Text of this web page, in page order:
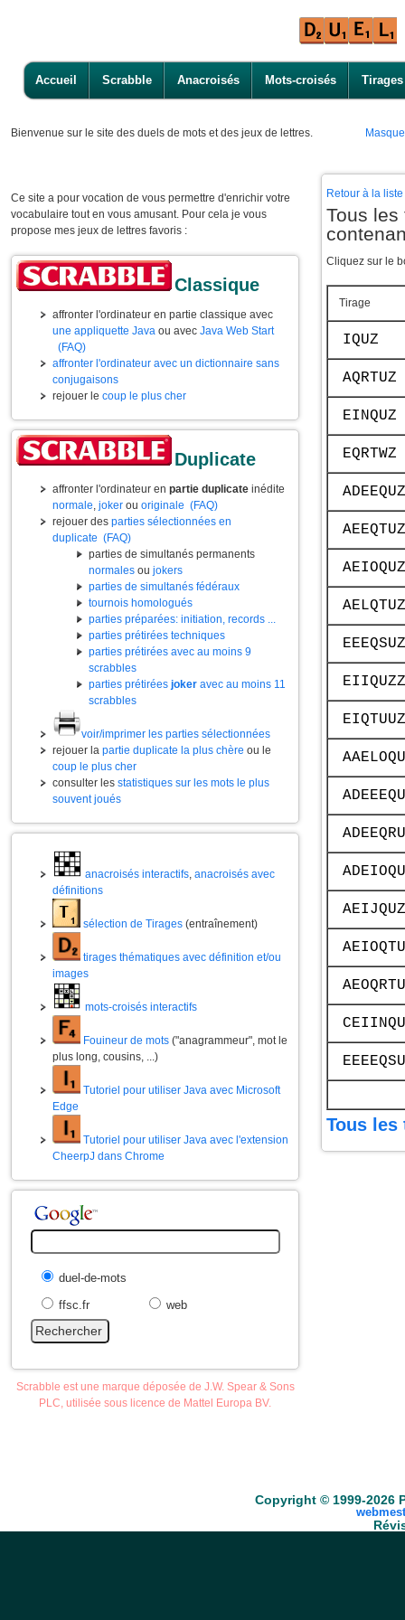
Accueil Scrabble Anacroisés Mots-croisés Tirages
Bienvenue sur le site des duels de mots et des jeux de lettres.
Ce site a pour vocation de vous permettre d'enrichir votre
vocabulaire tout en vous amusant. Pour cela je vous
propose mes jeux de lettres favoris :
Classique
affronter l'ordinateur en partie classique avec
une appliquette Java ou avec Java Web Start
(FAQ)
affronter l'ordinateur avec un dictionnaire sans
conjugaisons
rejouer le coup le plus cher
Duplicate
affronter l'ordinateur en partie duplicate inédite
normale, joker ou originale (FAQ)
rejouer des parties sélectionnées en
duplicate (FAQ)
parties de simultanés permanents
normales ou jokers
parties de simultanés fédéraux
tournois homologués
parties préparées: initiation, records ...
parties prétirées techniques
parties prétirées avec au moins 9
scrabbles
parties prétirées joker avec au moins 11
scrabbles
voir/imprimer les parties sélectionnées
rejouer la partie duplicate la plus chère ou le
coup le plus cher
consulter les statistiques sur les mots le plus
souvent joués
anacroisés interactifs, anacroisés avec
définitions
sélection de Tirages (entraînement)
tirages thématiques avec définition et/ou
images
mots-croisés interactifs
Fouineur de mots ("anagrammeur", mot le
plus long, cousins, ...)
Tutoriel pour utiliser Java avec Microsoft
Edge
Tutoriel pour utiliser Java avec l'extension
CheerpJ dans Chrome
duel-de-mots
ffsc.fr
web
Scrabble est une marque déposée de J.W. Spear & Sons
PLC, utilisée sous licence de Mattel Europa BV.
Retour à la
Tous
Cliquez sur le
Tirage
IQUZ
AQRTUZ
EQRTWZ
ADEEQUZ
AEEQTUZ
AEIOQUZ
EEEQSUZ
EIIQUZZ
EIQTUUZ
Tous les
Copyright © 1999-2026